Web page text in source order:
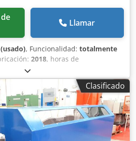
Llamar
, Funcionalidad: totalmente
2018, horas de
, número de máquina/vehículo:
de tornillo y dos unidades de
de 16 m3, todos fabricados según
por De Rooij en los Países
se han utilizado dentro de una
seguridad desde que eran
en 2023 y solo se han utilizado 74
Clasificado